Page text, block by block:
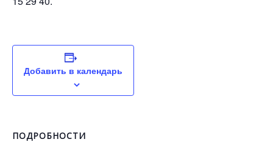
Добавить в календарь
ПОДРОБНОСТИ